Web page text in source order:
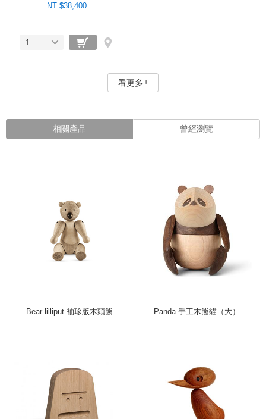
NT $38,400
1
看更多
相關產品 曾經瀏覽
Bear lilliput 袖珍版木頭熊 Panda 手工木熊貓（大）